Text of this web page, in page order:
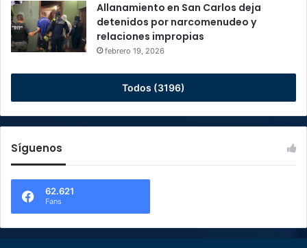
Allanamiento en San Carlos deja
detenidos por narcomenudeo y
relaciones impropias
febrero 19, 2026
Todos (3196)
Síguenos
62.621
Fans